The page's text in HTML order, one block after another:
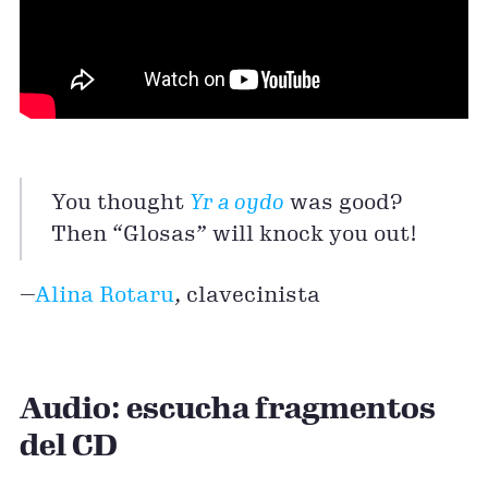
You thought Yr a oydo was good?
Then “Glosas” will knock you out!
—Alina Rotaru, clavecinista
Audio: escucha fragmentos
del CD